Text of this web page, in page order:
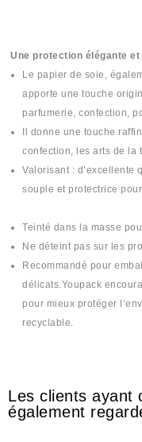
Une protection élégante et
Le papier de soie,
apporte une touche
parfumerie, confection,
Il donne une touche
confection, les arts de
Valorisant : d’excellente
souple et protectrice
Teinté dans la masse
Ne déteint pas sur les
Recommandé pour
délicats.Youpack
pour mieux protéger
recyclable.
Les clients ayant
également